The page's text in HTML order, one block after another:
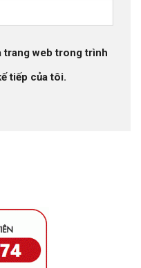
trang web trong trình
tiếp của tôi.